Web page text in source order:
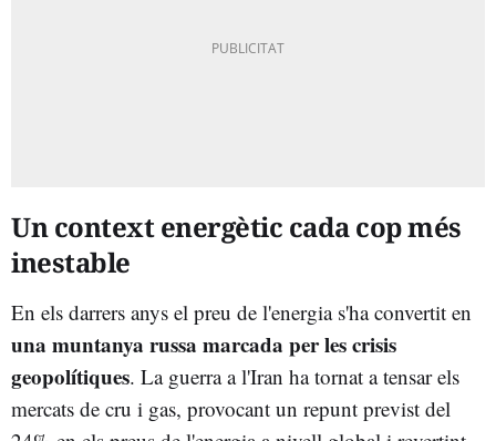
Un context energètic cada cop més
inestable
En els darrers anys el preu de l'energia s'ha convertit en
una muntanya russa marcada per les crisis
geopolítiques. La guerra a l'Iran ha tornat a tensar els
mercats de cru i gas, provocant un repunt previst del